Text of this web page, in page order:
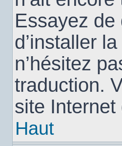
Essayez
d’installer
n’hésitez
traduction.
site Internet
Haut